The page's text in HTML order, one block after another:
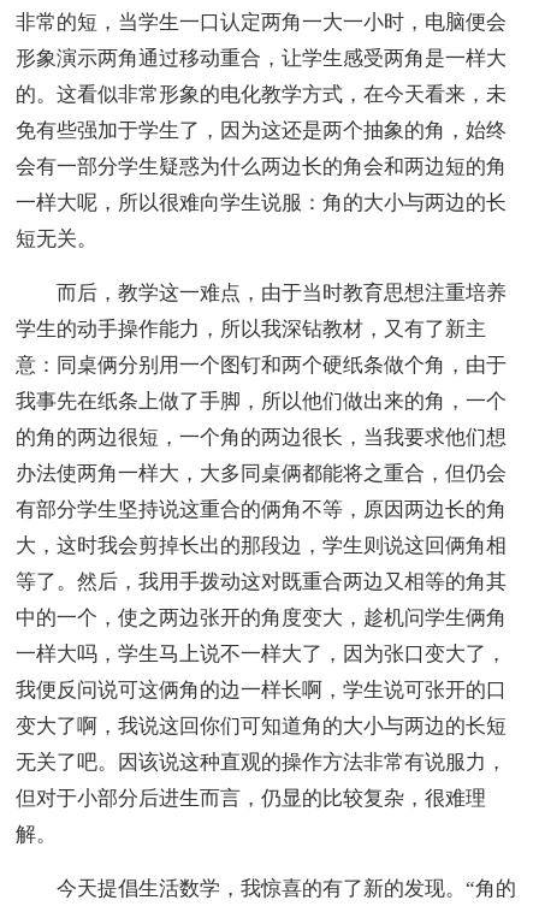
非常的短，当学生一口认定两角一大一小时，电脑便会
形象演示两角通过移动重合，让学生感受两角是一样大
的。这看似非常形象的电化教学方式，在今天看来，未
免有些强加于学生了，因为这还是两个抽象的角，始终
会有一部分学生疑惑为什么两边长的角会和两边短的角
一样大呢，所以很难向学生说服：角的大小与两边的长
短无关。
而后，教学这一难点，由于当时教育思想注重培养
学生的动手操作能力，所以我深钻教材，又有了新主
意：同桌俩分别用一个图钉和两个硬纸条做个角，由于
我事先在纸条上做了手脚，所以他们做出来的角，一个
的角的两边很短，一个角的两边很长，当我要求他们想
办法使两角一样大，大多同桌俩都能将之重合，但仍会
有部分学生坚持说这重合的俩角不等，原因两边长的角
大，这时我会剪掉长出的那段边，学生则说这回俩角相
等了。然后，我用手拨动这对既重合两边又相等的角其
中的一个，使之两边张开的角度变大，趁机问学生俩角
一样大吗，学生马上说不一样大了，因为张口变大了，
我便反问说可这俩角的边一样长啊，学生说可张开的口
变大了啊，我说这回你们可知道角的大小与两边的长短
无关了吧。因该说这种直观的操作方法非常有说服力，
但对于小部分后进生而言，仍显的比较复杂，很难理
解。
今天提倡生活数学，我惊喜的有了新的发现。“角的